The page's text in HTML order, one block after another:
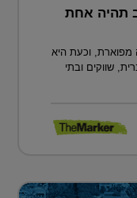
תהיה אחת
מפוארת, וכעת היא
שווקים ובתי